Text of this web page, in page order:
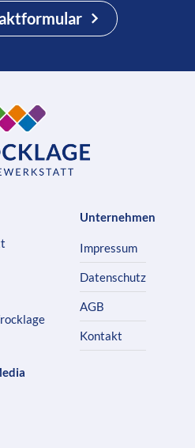
Unternehmen
Impressum
Datenschutz
AGB
Kontakt